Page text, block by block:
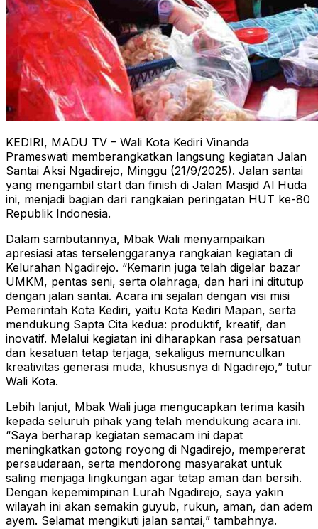
KEDIRI, MADU TV – Wali Kota Kediri Vinanda
Prameswati memberangkatkan langsung kegiatan Jalan
Santai Aksi Ngadirejo, Minggu (21/9/2025). Jalan santai
yang mengambil start dan finish di Jalan Masjid Al Huda
ini, menjadi bagian dari rangkaian peringatan HUT ke-80
Republik Indonesia.
Dalam sambutannya, Mbak Wali menyampaikan
apresiasi atas terselenggaranya rangkaian kegiatan di
Kelurahan Ngadirejo. “Kemarin juga telah digelar bazar
UMKM, pentas seni, serta olahraga, dan hari ini ditutup
dengan jalan santai. Acara ini sejalan dengan visi misi
Pemerintah Kota Kediri, yaitu Kota Kediri Mapan, serta
mendukung Sapta Cita kedua: produktif, kreatif, dan
inovatif. Melalui kegiatan ini diharapkan rasa persatuan
dan kesatuan tetap terjaga, sekaligus memunculkan
kreativitas generasi muda, khususnya di Ngadirejo,” tutur
Wali Kota.
Lebih lanjut, Mbak Wali juga mengucapkan terima kasih
kepada seluruh pihak yang telah mendukung acara ini.
“Saya berharap kegiatan semacam ini dapat
meningkatkan gotong royong di Ngadirejo, mempererat
persaudaraan, serta mendorong masyarakat untuk
saling menjaga lingkungan agar tetap aman dan bersih.
Dengan kepemimpinan Lurah Ngadirejo, saya yakin
wilayah ini akan semakin guyub, rukun, aman, dan adem
ayem. Selamat mengikuti jalan santai,” tambahnya.